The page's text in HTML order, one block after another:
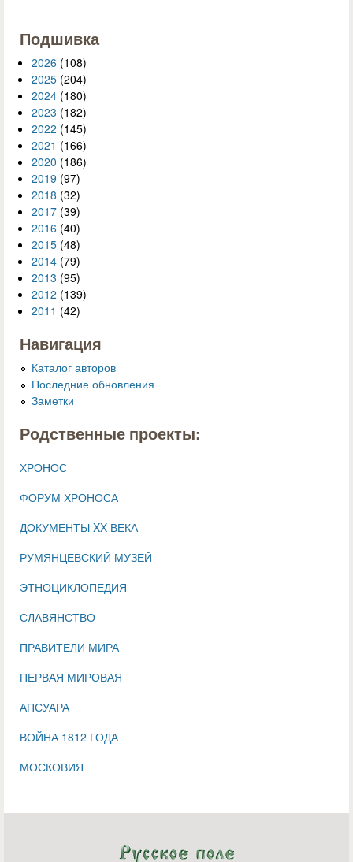
Подшивка
2026 (108)
2025 (204)
2024 (180)
2023 (182)
2022 (145)
2021 (166)
2020 (186)
2019 (97)
2018 (32)
2017 (39)
2016 (40)
2015 (48)
2014 (79)
2013 (95)
2012 (139)
2011 (42)
Навигация
Каталог авторов
Последние обновления
Заметки
Родственные проекты:
ХРОНОС
ФОРУМ ХРОНОСА
ДОКУМЕНТЫ XX ВЕКА
РУМЯНЦЕВСКИЙ МУЗЕЙ
ЭТНОЦИКЛОПЕДИЯ
СЛАВЯНСТВО
ПРАВИТЕЛИ МИРА
ПЕРВАЯ МИРОВАЯ
АПСУАРА
ВОЙНА 1812 ГОДА
МОСКОВИЯ